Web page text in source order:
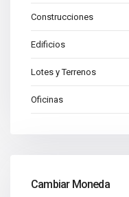
Construcciones
Edificios
Lotes y Terrenos
Oficinas
Cambiar Moneda